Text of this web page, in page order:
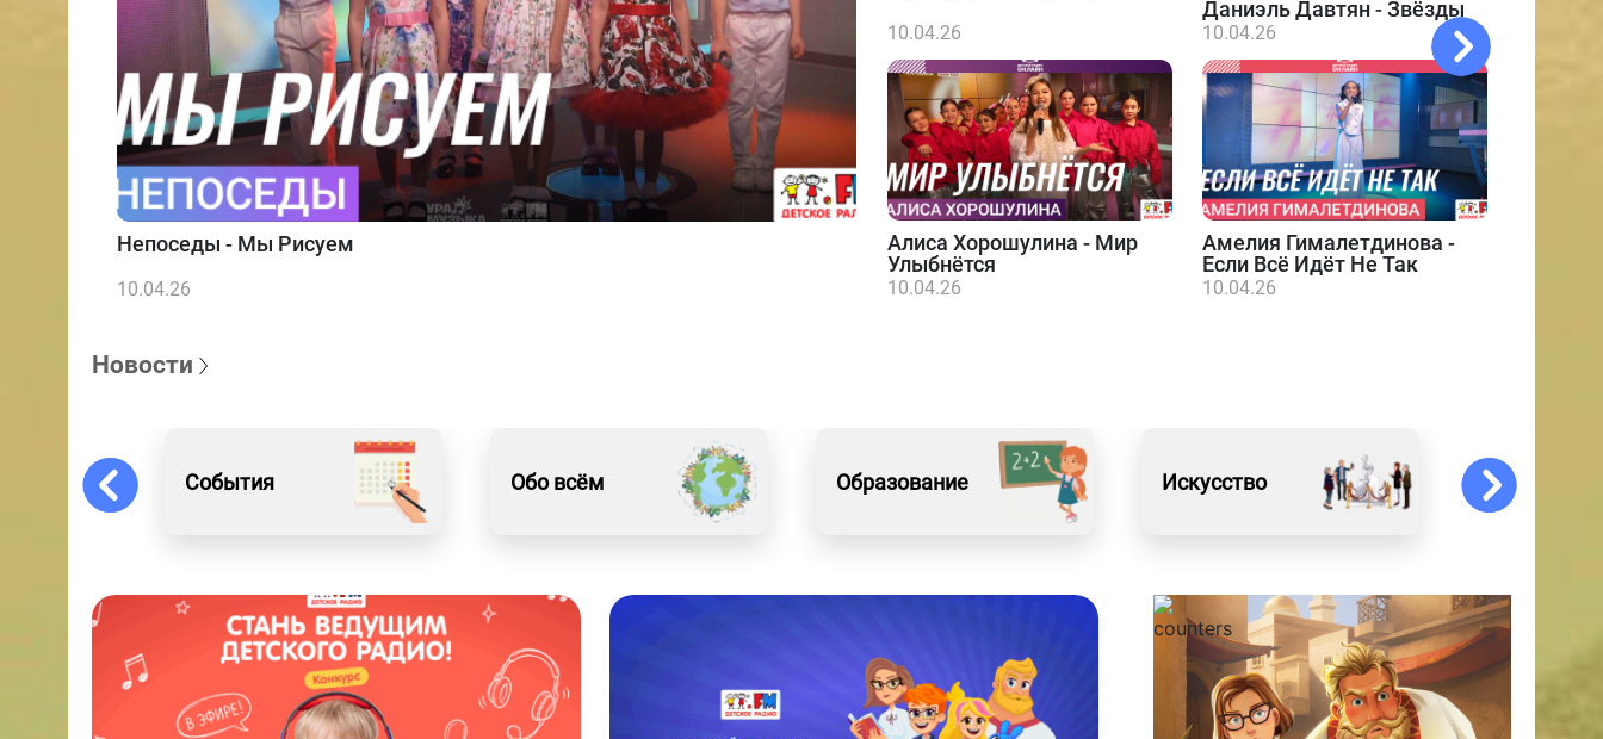
Непоседы - Мы Рисуем
10.04.26
10.04.26
Даниэль Давтян - Звёзды
10.04.26
Алиса Хорошулина - Мир
Улыбнётся
10.04.26
Амелия Гималетдинова -
Если Всё Идёт Не Так
10.04.26
Новости
События Обо всём Образование Искусство Спорт